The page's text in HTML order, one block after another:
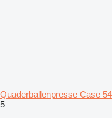
Quaderballenpresse Case
5